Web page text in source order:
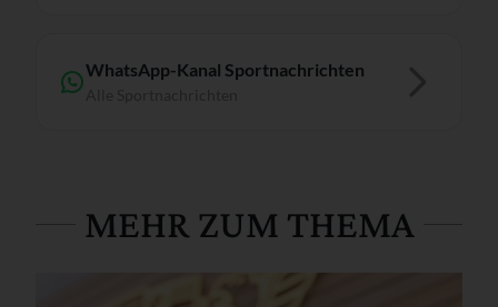
WhatsApp-Kanal Sportnachrichten
MEHR ZUM THEMA